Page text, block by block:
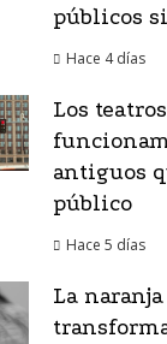
públicos
Hace 4 días
Los
antiguos
público
Hace 5 días
La